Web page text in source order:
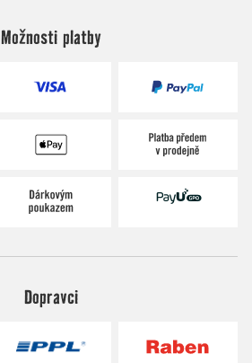
Možnosti platby
Dopravci